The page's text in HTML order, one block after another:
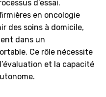
d’essai.
en oncologie
des soins à domicile,
dans un
Ce rôle nécessite
et la capacité